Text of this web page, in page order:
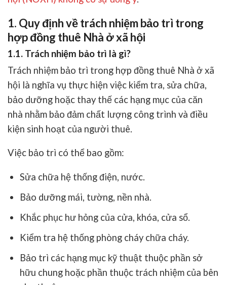
1. Quy định về trách nhiệm bảo trì trong
hợp đồng thuê Nhà ở xã hội
1.1. Trách nhiệm bảo trì là gì?
Trách nhiệm bảo trì trong hợp đồng thuê Nhà ở xã
hội là nghĩa vụ thực hiện việc kiểm tra, sửa chữa,
bảo dưỡng hoặc thay thế các hạng mục của căn
nhà nhằm bảo đảm chất lượng công trình và điều
kiện sinh hoạt của người thuê.
Việc bảo trì có thể bao gồm:
Sửa chữa hệ thống điện, nước.
Bảo dưỡng mái, tường, nền nhà.
Khắc phục hư hỏng của cửa, khóa, cửa sổ.
Kiểm tra hệ thống phòng cháy chữa cháy.
Bảo trì các hạng mục kỹ thuật thuộc phần sở
hữu chung hoặc phần thuộc trách nhiệm của bên